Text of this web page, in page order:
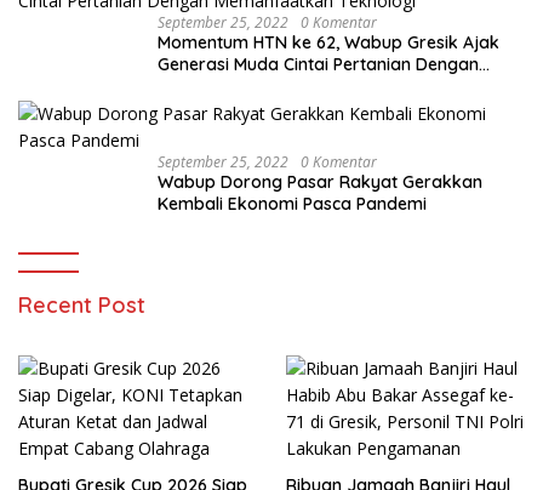
September 25, 2022 0 Komentar
Momentum HTN ke 62, Wabup Gresik Ajak
Generasi Muda Cintai Pertanian Dengan
September 25, 2022 0 Komentar
Wabup Dorong Pasar Rakyat Gerakkan
Kembali Ekonomi Pasca Pandemi
Recent Post
Bupati Gresik Cup 2026 Siap
Ribuan Jamaah Banjiri Haul